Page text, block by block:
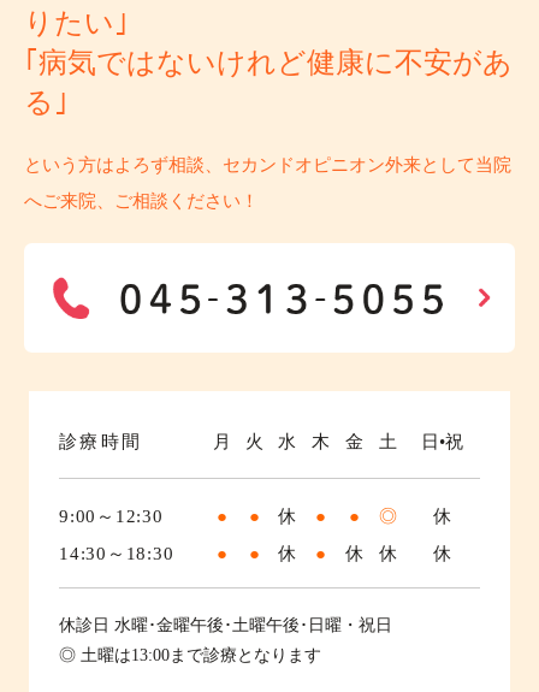
りたい｣
｢病気ではないけれど健康に不安があ
る｣
という方はよろず相談、セカンドオピニオン外来として当院
へご来院、ご相談ください！
診療時間 月 火 水 木 金 土 日•祝
9:00～12:30 ● ● 休 ● ● ◎
休
14:30～18:30
● ● 休 ● 休 休 休
休診日 水曜･金曜午後･土曜午後･日曜・祝日
◎ 土曜は13:00まで診療となります